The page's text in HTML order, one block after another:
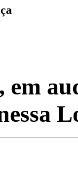
em